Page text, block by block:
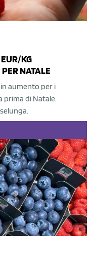
KG
NATALE
aumento per i
prima di Natale.